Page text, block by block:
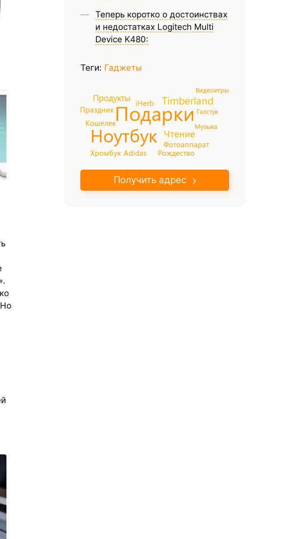
Теперь коротко о достоинствах
и недостатках Logitech Multi
Device K480:
Теги: Гаджеты
Подарки
Ноутбук
Timberland
Чтение
Продукты iHerb
Фотоаппарат
Рождество
Adidas
Хромбук
Кошелек
Праздник
Музыка
Видеоигры
Галстук
Получить адрес